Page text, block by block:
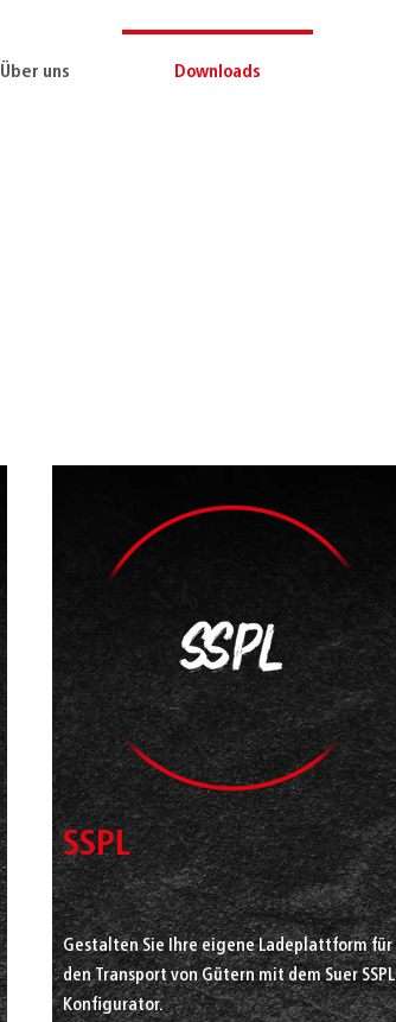
Über uns Downloads
SSPL
Gestalten Sie Ihre eigene Ladeplattform für
den Transport von Gütern mit dem Suer SSPL
Konfigurator.